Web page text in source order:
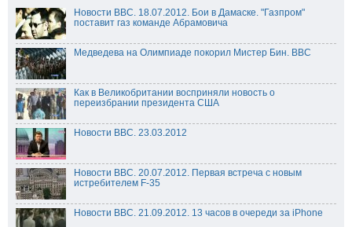
Новости BBC. 18.07.2012. Бои в Дамаске. "Газпром"
поставит газ команде Абрамовича
Медведева на Олимпиаде покорил Мистер Бин. BBC
Как в Великобритании восприняли новость о
переизбрании президента США
Новости BBC. 23.03.2012
Новости BBC. 20.07.2012. Первая встреча с новым
истребителем F-35
Новости BBC. 21.09.2012. 13 часов в очереди за iPhone